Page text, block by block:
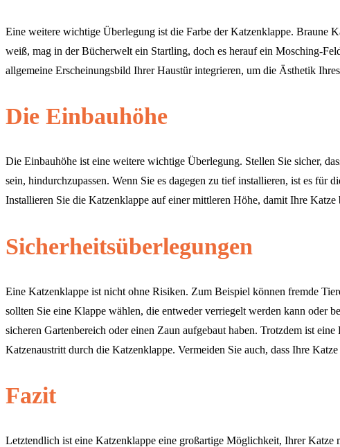
Eine weitere wichtige Überlegung ist die Farbe der Katzenklappe. Braune
weiß, mag in der Bücherwelt ein Startling, doch es herauf ein Mosching-
allgemeine Erscheinungsbild Ihrer Haustür integrieren, um die Ästhetik
Die Einbauhöhe
Die Einbauhöhe ist eine weitere wichtige Überlegung. Stellen Sie sicher,
sein, hindurchzupassen. Wenn Sie es dagegen zu tief installieren, ist es
Installieren Sie die Katzenklappe auf einer mittleren Höhe, damit Ihre Katze
Sicherheitsüberlegungen
Eine Katzenklappe ist nicht ohne Risiken. Zum Beispiel können fremde
sollten Sie eine Klappe wählen, die entweder verriegelt werden kann oder
sicheren Gartenbereich oder einen Zaun aufgebaut haben. Trotzdem ist
Katzenaustritt durch die Katzenklappe. Vermeiden Sie auch, dass Ihre
Fazit
Letztendlich ist eine Katzenklappe eine großartige Möglichkeit, Ihrer Katze